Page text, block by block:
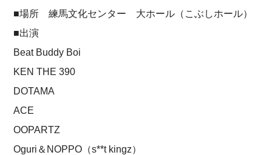
■場所 練馬文化センター 大ホール（こぶしホール）
■出演
Beat Buddy Boi
KEN THE 390
DOTAMA
ACE
OOPARTZ
Oguri＆NOPPO（s**t kingz）